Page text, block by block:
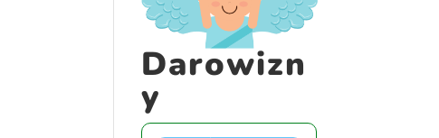
Darowizn
y